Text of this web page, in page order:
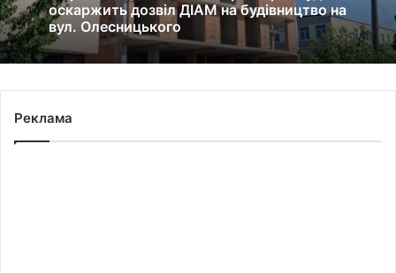
оскаржить дозвіл ДІАМ на будівництво на
вул. Олесницького
Реклама